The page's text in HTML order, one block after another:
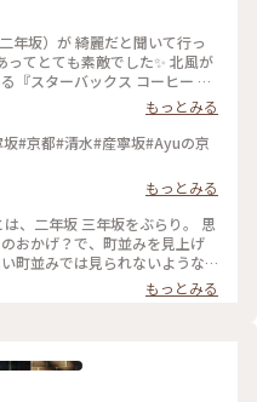
年坂）が 綺麗だと聞いて行っ
てとても素敵でした✨ 北風が
スターバックス コーヒー 京
行き コーヒーであたたまりま
味しかった♡ こちらのスタバ
日本家屋の店舗で、 畳の間で
の隣にいた観光客さんが、 畳
ので こちらですよとお伝えし
来るのが 夢だったんです✨」
がよくわかります。 とても素
と散策が楽しい 夕暮れのニ寧
年坂 #京都 #京都旅 #スターバ
カ茶屋店 #スタバ #ぽかぽか #
もっとみる
もっとみる
、二年坂 三年坂をぶらり。 思
おかげ？で、町並みを見上げ
町並みでは見られないような
た町並み越しの五重塔✨ ちょ
ていて、フォトスポットになっ
もっとみる